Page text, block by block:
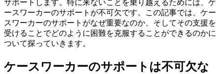
サポートします。特に来ないことを乗り越えるためには、ケ
ースワーカーのサポートが不可欠です。この記事では、ケー
スワーカーのサポートがなぜ重要なのか、そしてその支援を
受けることでどのように困難を克服することができるのかに
ついて探っていきます。
ケースワーカーのサポートは不可欠な